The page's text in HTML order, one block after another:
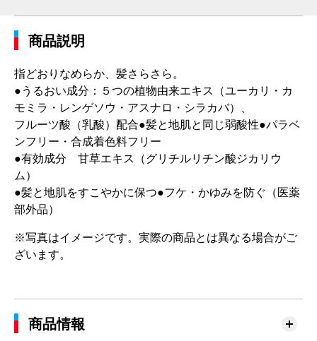
商品説明
指どおりなめらか、髪さらさら。
●うるおい成分：５つの植物由来エキス（ユーカリ・カ
モミラ・レンゲソウ・アスナロ・シラカバ）、
フルーツ酸（乳酸）配合●髪と地肌と同じ弱酸性●パラベ
ンフリー・合成着色料フリー
●有効成分 甘草エキス（グリチルリチン酸ジカリウ
ム）
●髪と地肌をすこやかに保つ●フケ・かゆみを防ぐ（医薬
部外品）
※写真はイメージです。実際の商品とは異なる場合がご
ざいます。
商品情報